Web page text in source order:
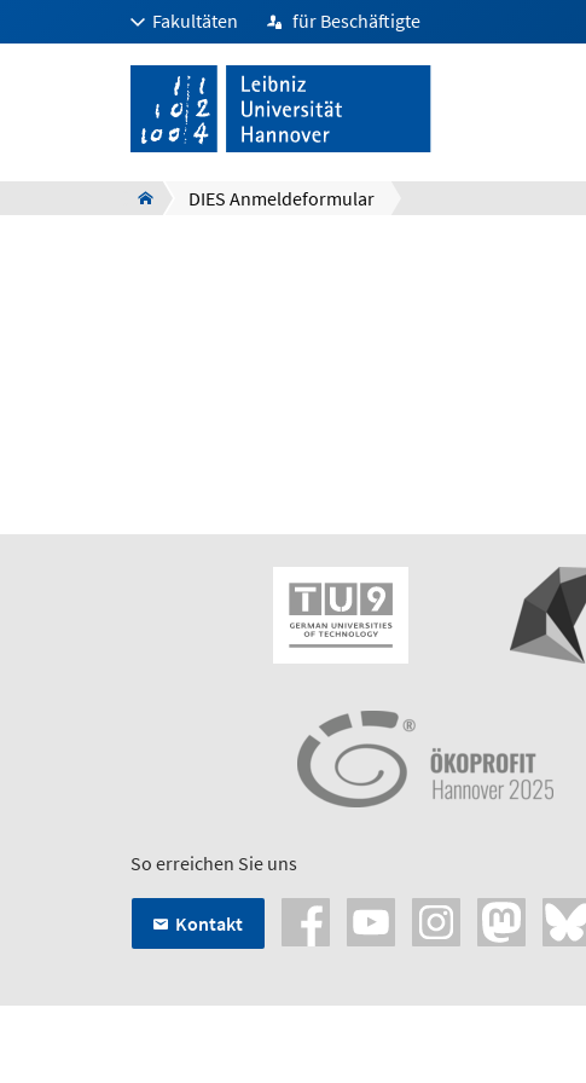
Fakultäten für Beschäftigte
DIES Anmeldeformular
So erreichen Sie uns
Kontakt